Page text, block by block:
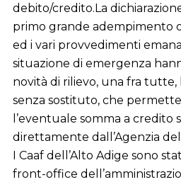
debito/credito.La
primo grande adempimento
ed i vari provvedimenti
situazione di emergenza
novità di rilievo, una fra tutte,
senza sostituto, che
l’eventuale somma a credito
direttamente dall’Agenzia
I Caaf dell’Alto Adige sono
front-office